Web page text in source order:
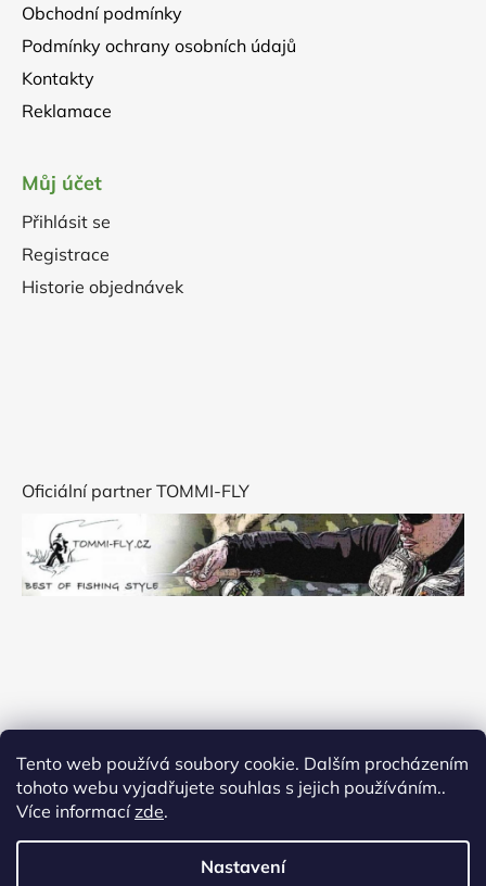
Tento web používá soubory cookie. Dalším procházením
tohoto webu vyjadřujete souhlas s jejich používáním..
Více informacízde.
Nastavení
Obchodní podmínky
Podmínky ochrany osobních údajů
Kontakty
Reklamace
Můj účet
Přihlásit se
Registrace
Historie objednávek
Oficiální partner TOMMI-FLY